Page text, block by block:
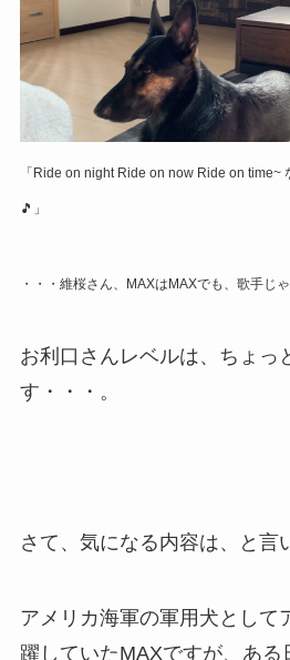
「Ride on night Ride on now Ride on time~
🎵」
・・・維桜さん、MAXはMAXでも、歌手じ
お利口さんレベルは、ちょっ
す・・・。
さて、気になる内容は、と言
アメリカ海軍の軍用犬として
躍していたMAXですが、ある